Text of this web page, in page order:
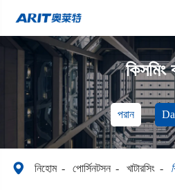
কিসমিং
পরান
 নিহোম পোর্সিনটসন খাটারসিং